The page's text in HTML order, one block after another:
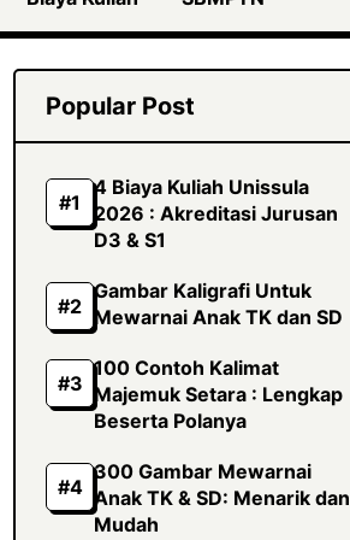
Popular Post
4 Biaya Kuliah Unissula
2026 : Akreditasi Jurusan
D3 & S1
Gambar Kaligrafi Untuk
Mewarnai Anak TK dan SD
100 Contoh Kalimat
Majemuk Setara : Lengkap
Beserta Polanya
300 Gambar Mewarnai
Anak TK & SD: Menarik dan
Mudah